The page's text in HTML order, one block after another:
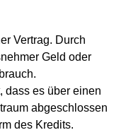
Vertrag. Durch
Geld oder
dass es über einen
abgeschlossen
des Kredits.